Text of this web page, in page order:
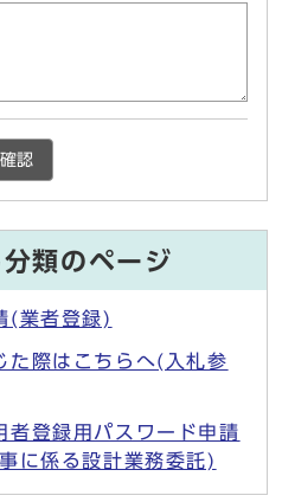
確認
類のページ
(業者登録)
た際はこちらへ(入札参
者登録用パスワード申請
に係る設計業務委託)